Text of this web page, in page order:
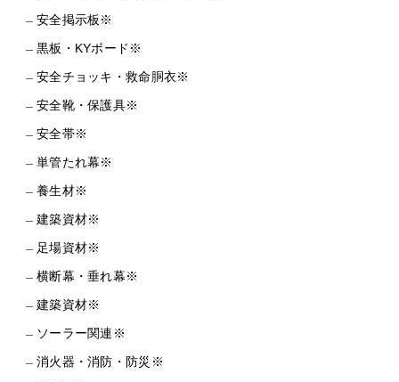
安全掲示板※
黒板・KYボード※
安全チョッキ・救命胴衣※
安全靴・保護具※
安全帯※
単管たれ幕※
養生材※
建築資材※
足場資材※
横断幕・垂れ幕※
建築資材※
ソーラー関連※
消火器・消防・防災※